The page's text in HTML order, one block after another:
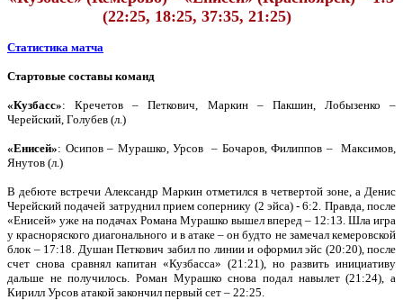
(22:25, 18:25, 37:35, 21:25)
Статистика матча
Стартовые составы команд
«Кузбасс»: Кречетов – Петкович, Маркин – Пакшин, Лобызенко –
Черейский, Голубев (л.)
«Енисей»: Осипов – Мурашко, Урсов – Бочаров, Филиппов – Максимов,
Янутов (л.)
В дебюте встречи Александр Маркин отметился в четвертой зоне, а Денис
Черейский подачей затруднил прием сопернику (2 эйса) - 6:2. Правда, после
«Енисей» уже на подачах Романа Мурашко вышел вперед – 12:13. Шла игра
у красноряского диагонального и в атаке – он будто не замечал кемеровской
блок – 17:18. Душан Петкович забил по линии и оформил эйс (20:20), после
счет снова сравнял капитан «Кузбасса» (21:21), но развить инициативу
дальше не получилось. Роман Мурашко снова подал навылет (21:24), а
Кирилл Урсов атакой закончил первый сет – 22:25.